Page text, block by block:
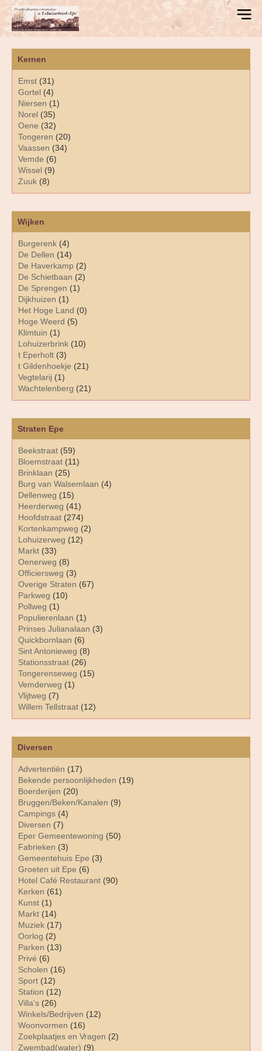
Diversen
Advertentiën (17)
Bekende persoonlijkheden (19)
Boerderijen (20)
Bruggen/Beken/Kanalen (9)
Campings (4)
Diversen (7)
Eper Gemeentewoning (50)
Fabrieken (3)
Gemeentehuis Epe (3)
Groeten uit Epe (6)
Hotel Café Restaurant (90)
Kerken (61)
Kunst (1)
Markt (14)
Muziek (17)
Oorlog (2)
Parken (13)
Privé (6)
Scholen (16)
Sport (12)
Station (12)
Villa's (26)
Winkels/Bedrijven (12)
Woonvormen (16)
Zoekplaatjes en Vragen (2)
Zwembad(water) (9)
Kernen
Emst (31)
Gortel (4)
Niersen (1)
Norel (35)
Oene (32)
Tongeren (20)
Vaassen (34)
Vemde (6)
Wissel (9)
Zuuk (8)
Straten Epe
Beekstraat (59)
Bloemstraat (11)
Brinklaan (25)
Burg van Walsemlaan (4)
Dellenweg (15)
Heerderweg (41)
Hoofdstraat (274)
Kortenkampweg (2)
Lohuizerweg (12)
Markt (33)
Oenerweg (8)
Officiersweg (3)
Overige Straten (67)
Parkweg (10)
Pollweg (1)
Populierenlaan (1)
Prinses Julianalaan (3)
Quickbornlaan (6)
Sint Antonieweg (8)
Stationsstraat (26)
Tongerenseweg (15)
Vemderweg (1)
Vlijtweg (7)
Willem Tellstraat (12)
Wijken
Burgerenk (4)
De Dellen (14)
De Haverkamp (2)
De Schietbaan (2)
De Sprengen (1)
Dijkhuizen (1)
Het Hoge Land (0)
Hoge Weerd (5)
Klimtuin (1)
Lohuizerbrink (10)
t Eperholt (3)
t Gildenhoekje (21)
Vegtelarij (1)
Wachtelenberg (21)